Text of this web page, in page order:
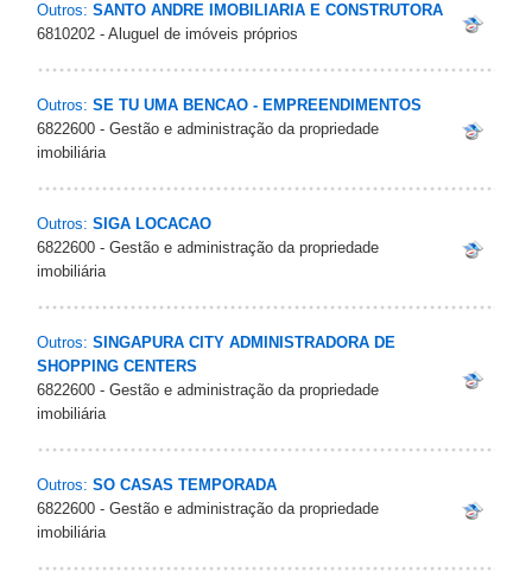
Outros: SANTO ANDRE IMOBILIARIA E CONSTRUTORA
6810202 - Aluguel de imóveis próprios
Outros: SE TU UMA BENCAO - EMPREENDIMENTOS
6822600 - Gestão e administração da propriedade
imobiliária
Outros: SIGA LOCACAO
6822600 - Gestão e administração da propriedade
imobiliária
Outros: SINGAPURA CITY ADMINISTRADORA DE
SHOPPING CENTERS
6822600 - Gestão e administração da propriedade
imobiliária
Outros: SO CASAS TEMPORADA
6822600 - Gestão e administração da propriedade
imobiliária